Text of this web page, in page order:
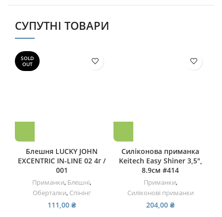
СУПУТНІ ТОВАРИ
SOLD
OUT
Блешня LUCKY JOHN
EXCENTRIC IN-LINE 02 4г /
001
Приманки, Блешні,
Оберталки, Спінінг
111,00 ₴
Силіконова приманка
Keitech Easy Shiner 3,5″,
8.9см #414
Приманки,
Силіконові приманки
204,00 ₴